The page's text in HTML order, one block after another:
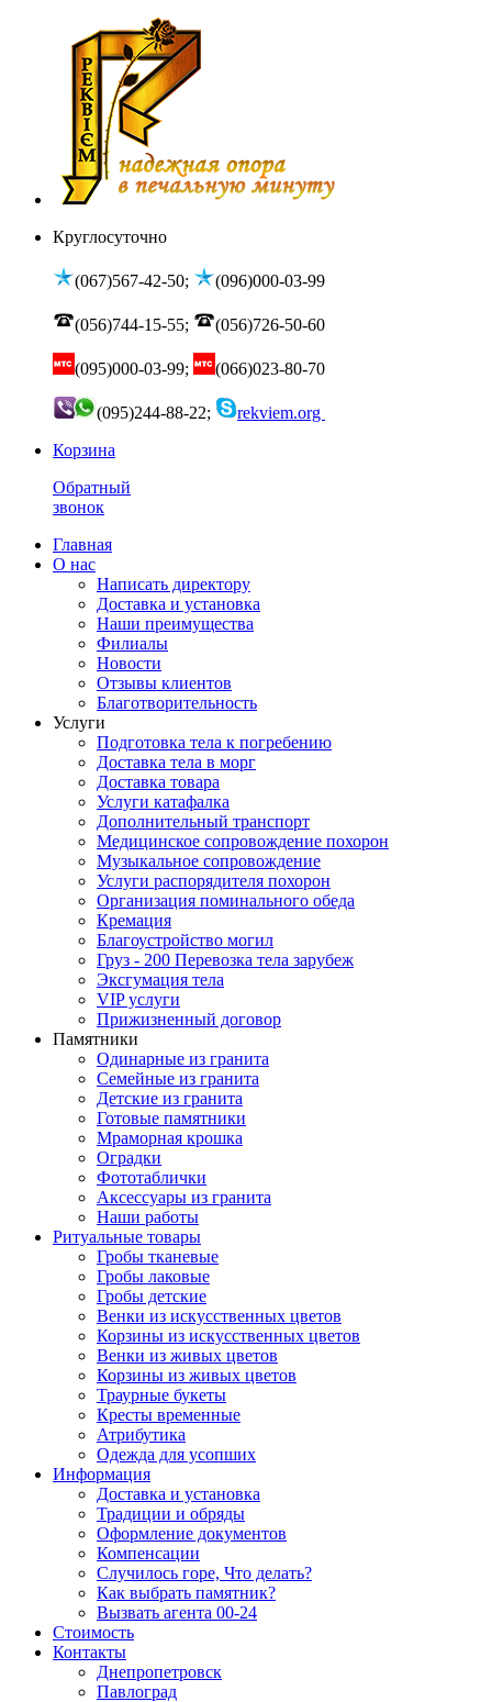
Круглосуточно
(067)567-42-50; (096)000-03-99
(056)744-15-55; (056)726-50-60
(095)000-03-99; (066)023-80-70
(095)244-88-22;
rekviem.org
Корзина
Обратный
звонок
Главная
О нас
Написать директору
Доставка и установка
Наши преимущества
Филиалы
Новости
Отзывы клиентов
Благотворительность
Услуги
Подготовка тела к погребению
Доставка тела в морг
Доставка товара
Услуги катафалка
Дополнительный транспорт
Медицинское сопровождение похорон
Музыкальное сопровождение
Услуги распорядителя похорон
Организация поминального обеда
Кремация
Благоустройство могил
Груз - 200 Перевозка тела зарубеж
Эксгумация тела
VIP услуги
Прижизненный договор
Памятники
Одинарные из гранита
Семейные из гранита
Детские из гранита
Готовые памятники
Мраморная крошка
Оградки
Фототаблички
Аксессуары из гранита
Наши работы
Ритуальные товары
Гробы тканевые
Гробы лаковые
Гробы детские
Венки из искусственных цветов
Корзины из искусственных цветов
Венки из живых цветов
Корзины из живых цветов
Траурные букеты
Кресты временные
Атрибутика
Одежда для усопших
Информация
Доставка и установка
Традиции и обряды
Оформление документов
Компенсации
Случилось горе, Что делать?
Как выбрать памятник?
Вызвать агента 00-24
Стоимость
Контакты
Днепропетровск
Павлоград